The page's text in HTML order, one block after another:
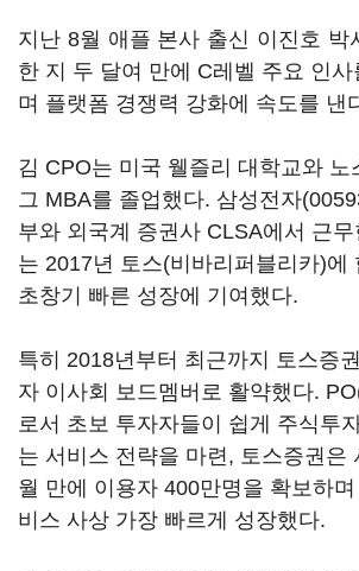
지난 8월 애플 본사 출신 이진호 박
한 지 두 달여 만에 C레벨 주요 인
며 플랫폼 경쟁력 강화에 속도를 낸
김 CPO는 미국 웰즐리 대학교와 노
그 MBA를 졸업했다. 삼성전자
부와 외국계 증권사 CLSA에서 근
는 2017년 토스(비바리퍼블리카)에
초창기 빠른 성장에 기여했다.
특히 2018년부터 최근까지 토스증
자 이사회 보드멤버로 활약했다.
로서 초보 투자자들이 쉽게 주식투
는 서비스 전략을 마련, 토스증권은
월 만에 이용자 400만명을 확보하
비스 사상 가장 빠르게 성장했다.